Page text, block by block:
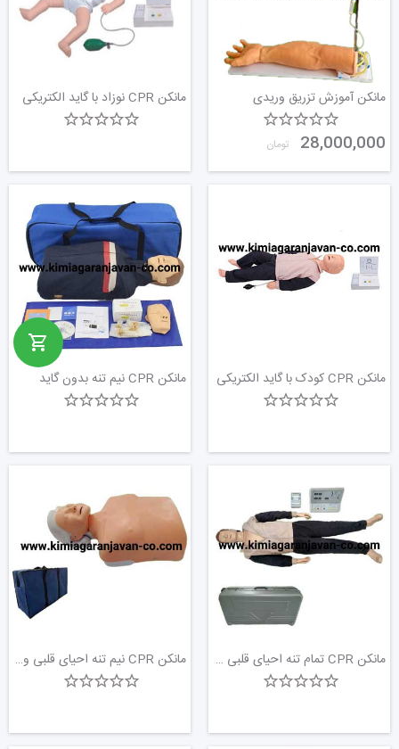
مانکن آموزش تزریق وریدی
28,000,000 تومان
مانکن CPR نوزاد با گاید الکتریکی
مانکن CPR کودک با گاید الکتریکی مانکن CPR نیم تنه بدون گاید
مانکن CPR تمام تنه احیای قلبی و ریوی بزرگسال مانکن CPR نیم تنه احیای قلبی و ریوی بزرگسال